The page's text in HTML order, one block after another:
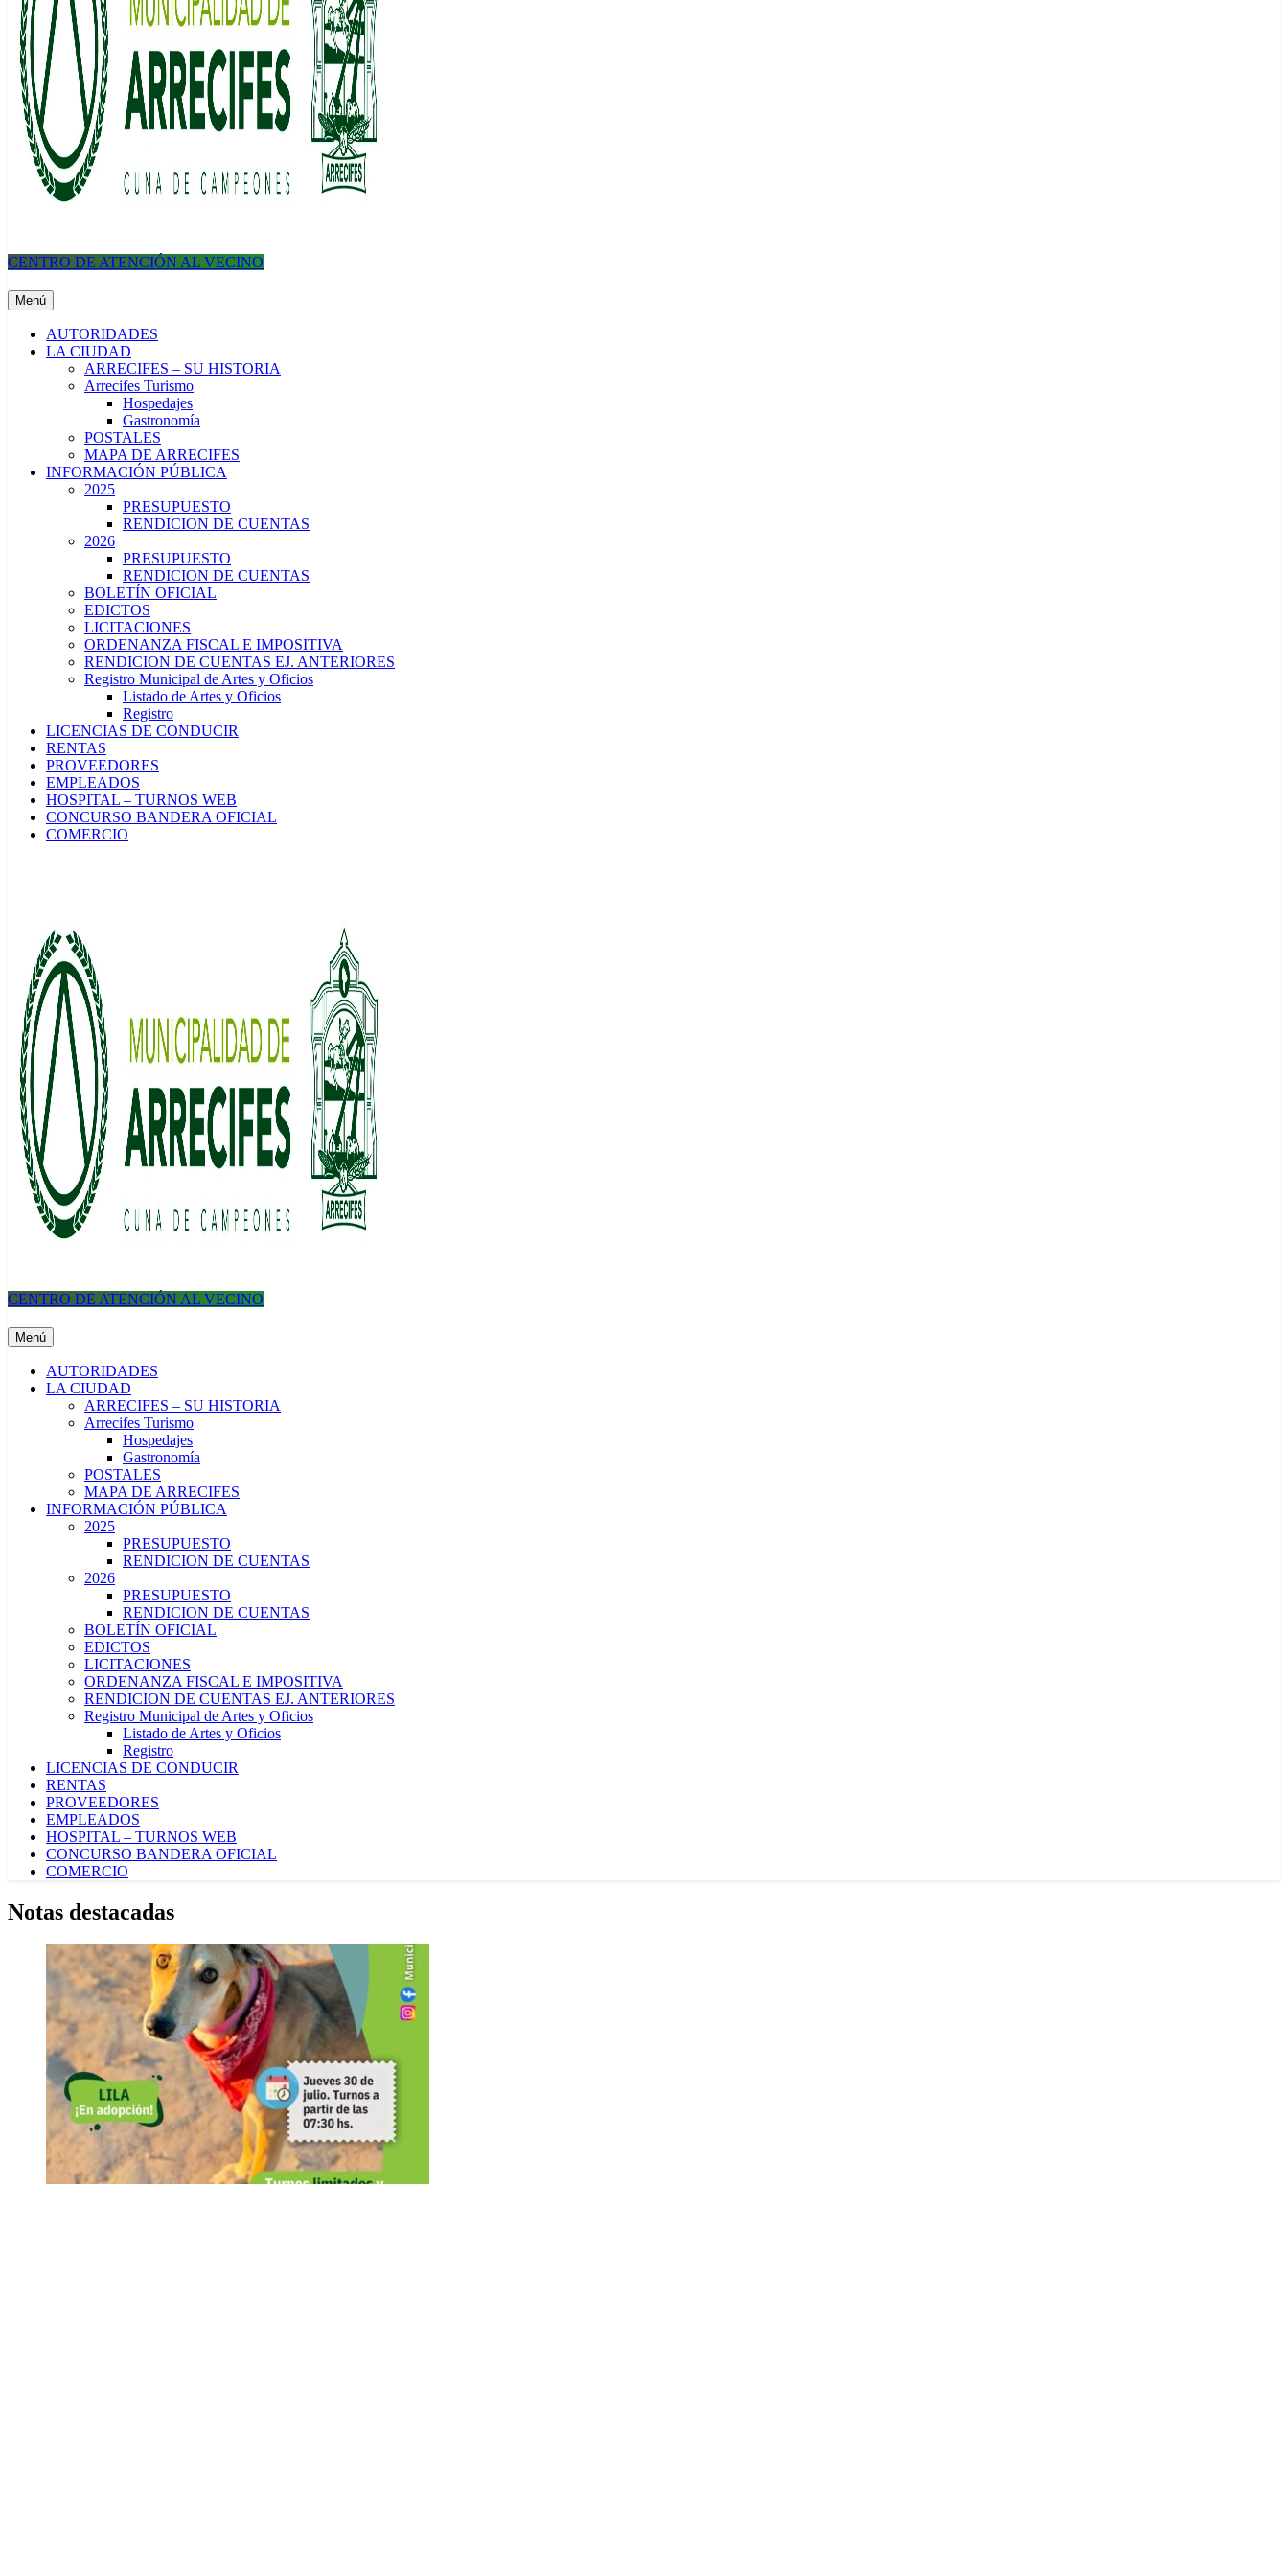
CENTRO DE ATENCIÓN AL VECINO
Menú
AUTORIDADES
LA CIUDAD
ARRECIFES – SU HISTORIA
Arrecifes Turismo
Hospedajes
Gastronomía
POSTALES
MAPA DE ARRECIFES
INFORMACIÓN PÚBLICA
2025
PRESUPUESTO
RENDICION DE CUENTAS
2026
PRESUPUESTO
RENDICION DE CUENTAS
BOLETÍN OFICIAL
EDICTOS
LICITACIONES
ORDENANZA FISCAL E IMPOSITIVA
RENDICION DE CUENTAS EJ. ANTERIORES
Registro Municipal de Artes y Oficios
Listado de Artes y Oficios
Registro
LICENCIAS DE CONDUCIR
RENTAS
PROVEEDORES
EMPLEADOS
HOSPITAL – TURNOS WEB
CONCURSO BANDERA OFICIAL
COMERCIO
CENTRO DE ATENCIÓN AL VECINO
Menú
AUTORIDADES
LA CIUDAD
ARRECIFES – SU HISTORIA
Arrecifes Turismo
Hospedajes
Gastronomía
POSTALES
MAPA DE ARRECIFES
INFORMACIÓN PÚBLICA
2025
PRESUPUESTO
RENDICION DE CUENTAS
2026
PRESUPUESTO
RENDICION DE CUENTAS
BOLETÍN OFICIAL
EDICTOS
LICITACIONES
ORDENANZA FISCAL E IMPOSITIVA
RENDICION DE CUENTAS EJ. ANTERIORES
Registro Municipal de Artes y Oficios
Listado de Artes y Oficios
Registro
LICENCIAS DE CONDUCIR
RENTAS
PROVEEDORES
EMPLEADOS
HOSPITAL – TURNOS WEB
CONCURSO BANDERA OFICIAL
COMERCIO
Notas destacadas